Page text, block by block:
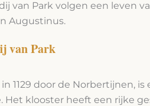
van Park volgen een leven
Augustinus.
van Park
1129 door de Norbertijnen, is
Het klooster heeft een rijke